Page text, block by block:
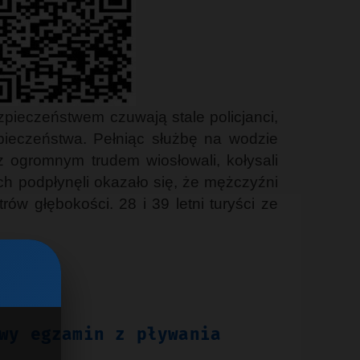
czuwają stale policjanci,
Pełniąc służbę na wodzie
trudem wiosłowali, kołysali
podpłynęli okazało się, że mężczyźni
głębokości. 28 i 39 letni turyści ze
egzamin z pływania